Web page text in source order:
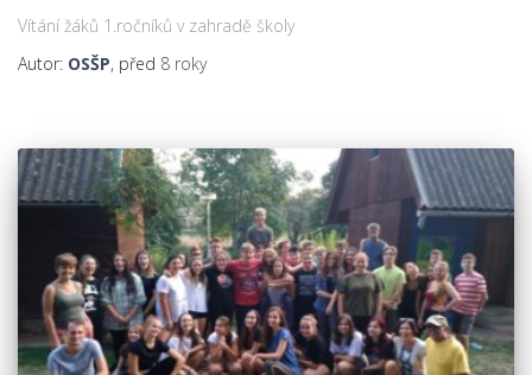
Vítání žáků 1.ročníků v zahradě školy
Autor: OSŠP, před 8 roky